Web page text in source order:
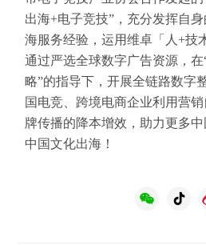
出海+电子竞技”，充分发挥自
海服务经验，运用维卓「人+技
通过严选全球数字广告资源，
略”的指导下，开展全链路数字
国电竞、跨境电商企业利用营
牌传播的降本增效，助力更多
中国文化出海！